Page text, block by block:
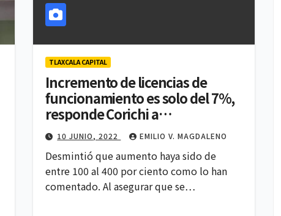
TLAXCALA CAPITAL
Incremento de licencias de
funcionamiento es solo del 7%,
responde Corichi a
comerciantes
10 JUNIO, 2022 EMILIO V. MAGDALENO
Desmintió que aumento haya sido de
entre 100 al 400 por ciento como lo han
comentado. Al asegurar que se…